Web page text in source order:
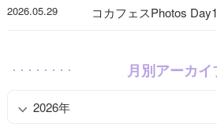
2026.05.29 コカフェスPhotos
月別アーカイ
2026年